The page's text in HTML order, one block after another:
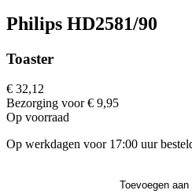
Philips HD2581/90
Toaster
€ 32,12
Bezorging voor € 9,95
Op voorraad
Op werkdagen voor 17:00 uur
Toevoegen